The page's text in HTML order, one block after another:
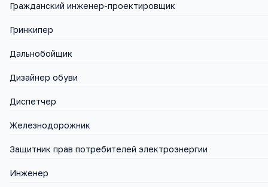
Гражданский инженер-проектировщик
Гринкипер
Дальнобойщик
Дизайнер обуви
Диспетчер
Железнодорожник
Защитник прав потребителей электроэнергии
Инженер